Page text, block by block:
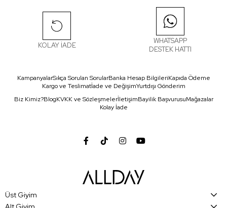
KOLAY İADE
WHATSAPP
DESTEK HATTI
KampanyalarSıkça Sorulan SorularBanka Hesap BilgileriKapıda Ödeme
Kargo ve Teslimatİade ve DeğişimYurtdışı Gönderim
Biz Kimiz?BlogKVKK ve SözleşmelerİletişimBayilik BaşvurusuMağazalar
Kolay İade
Üst Giyim